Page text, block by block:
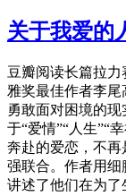
关于我爱的
豆瓣阅读长篇拉
雅奖最佳作者李
勇敢面对困境的
于“爱情”“人生”“
奔赴的爱恋，不
强联合。作者用细
讲述了他们在为